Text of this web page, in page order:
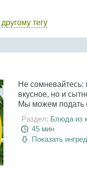
другому тегу
Не сомневайтесь:
вкусное, но и
Мы можем подать
Раздел: Блюда из
45 мин
Показать